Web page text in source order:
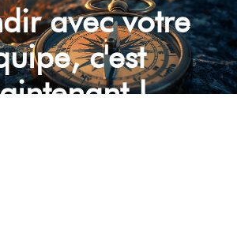
avec votre
c'est
!